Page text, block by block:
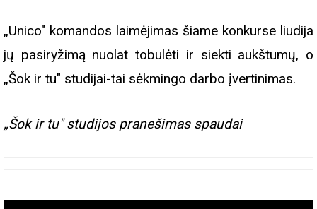
„Unico" komandos laimėjimas šiame konkurse liudija
jų pasiryžimą nuolat tobulėti ir siekti aukštumų, o
„Šok ir tu" studijai-tai sėkmingo darbo įvertinimas.
„Šok ir tu" studijos pranešimas spaudai